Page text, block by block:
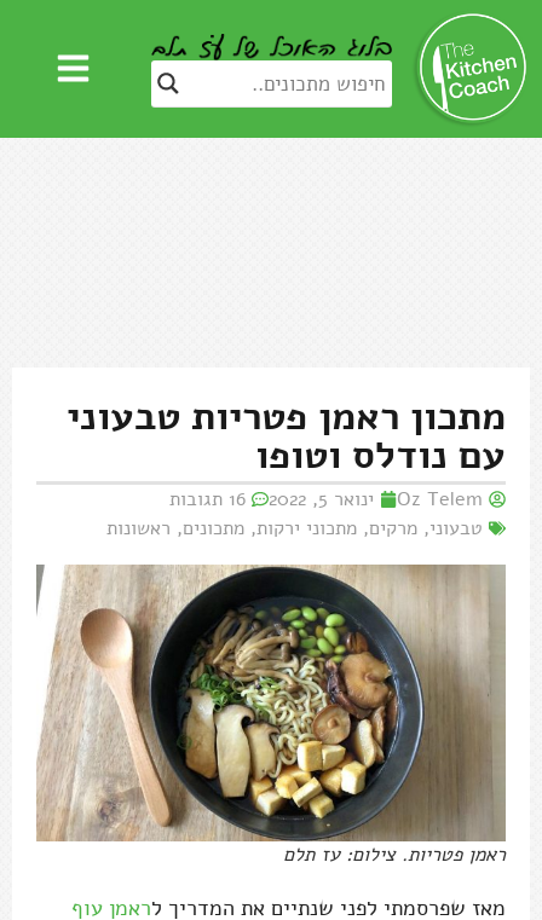
מתכון ראמן פטריות טבעוני
עם נודלס וטופו
Oz Telem ינואר 5, 2022
16 תגובות
טבעוני, מרקים, מתכוני ירקות, מתכונים, ראשונות
ראמן פטריות. צילום: עז תלם
מאז שפרסמתי לפני שנתיים את המדריך לראמן עוף